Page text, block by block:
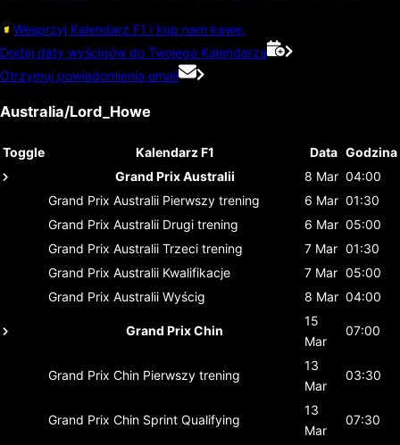
Wesprzyj Kalendarz F1 i kup nam kawę.
Dodaj daty wyścigów do Twojego Kalendarza
Otrzymuj powiadomienia email
Australia/Lord_Howe
Toggle Kalendarz F1 Data Godzina
Grand Prix Australii
8 Mar 04:00
Grand Prix Australii Pierwszy trening 6 Mar 01:30
Grand Prix Australii Drugi trening 6 Mar 05:00
Grand Prix Australii Trzeci trening 7 Mar 01:30
Grand Prix Australii Kwalifikacje 7 Mar 05:00
Grand Prix Australii Wyścig 8 Mar 04:00
Grand Prix Chin
15
Mar
07:00
Grand Prix Chin Pierwszy trening
13
Mar
03:30
Grand Prix Chin Sprint Qualifying
13
Mar
07:30